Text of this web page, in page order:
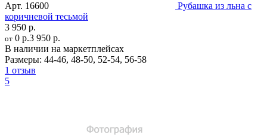
Арт. 16600
Рубашка из льна с
коричневой тесьмой
3 950 р.
от 0 р.3 950 р.
В наличии на маркетплейсах
Размеры: 44-46, 48-50, 52-54, 56-58
1 отзыв
5